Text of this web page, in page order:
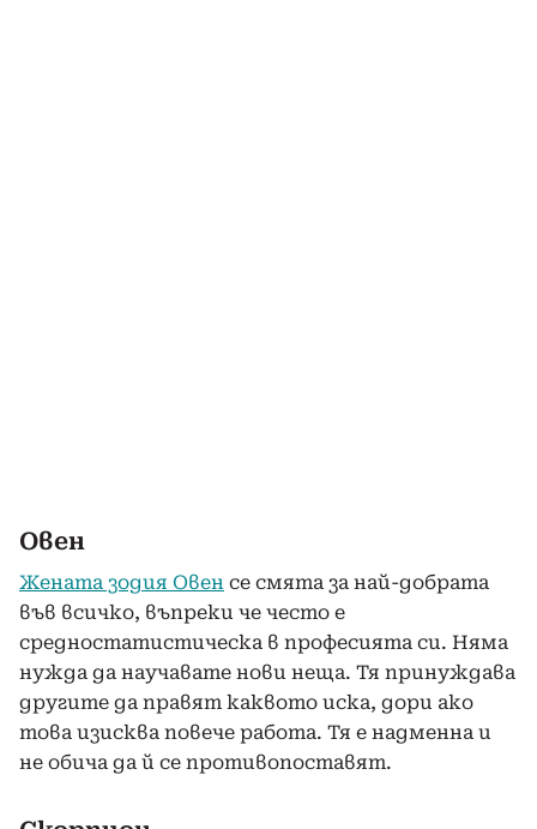
Овен
Жената зодия Овен се смята за най-добрата
във всичко, въпреки че често е
средностатистическа в професията си. Няма
нужда да научавате нови неща. Тя принуждава
другите да правят каквото иска, дори ако
това изисква повече работа. Тя е надменна и
не обича да й се противопоставят.